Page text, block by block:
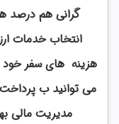
گرانی هم درصد
انتخاب خدمات
هزینه های سفر خود
می توانید ب
مدیریت مالی